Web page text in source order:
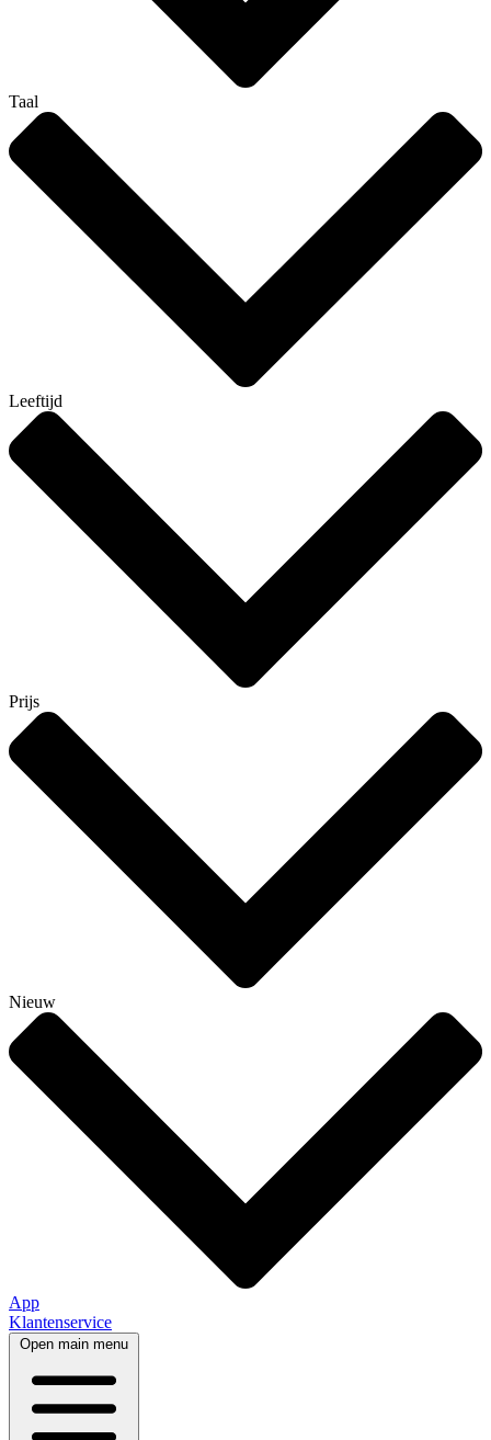
Taal
Leeftijd
Prijs
Nieuw
App
Klantenservice
Open main menu